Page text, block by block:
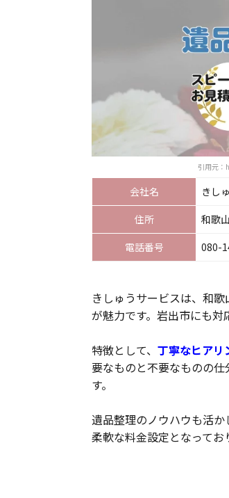
引用元
会社名
きし
住所
和歌
電話番号
080-
きしゅうサービスは、和
が魅力です。岩出市にも対
特徴として、 丁寧なヒアリ
要なものと不要なものの
す。
遺品整理のノウハウも活
柔軟な料金設定となってお